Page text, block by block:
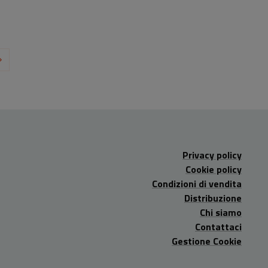
Privacy policy
Cookie policy
Condizioni di vendita
Distribuzione
Chi siamo
Contattaci
Gestione Cookie